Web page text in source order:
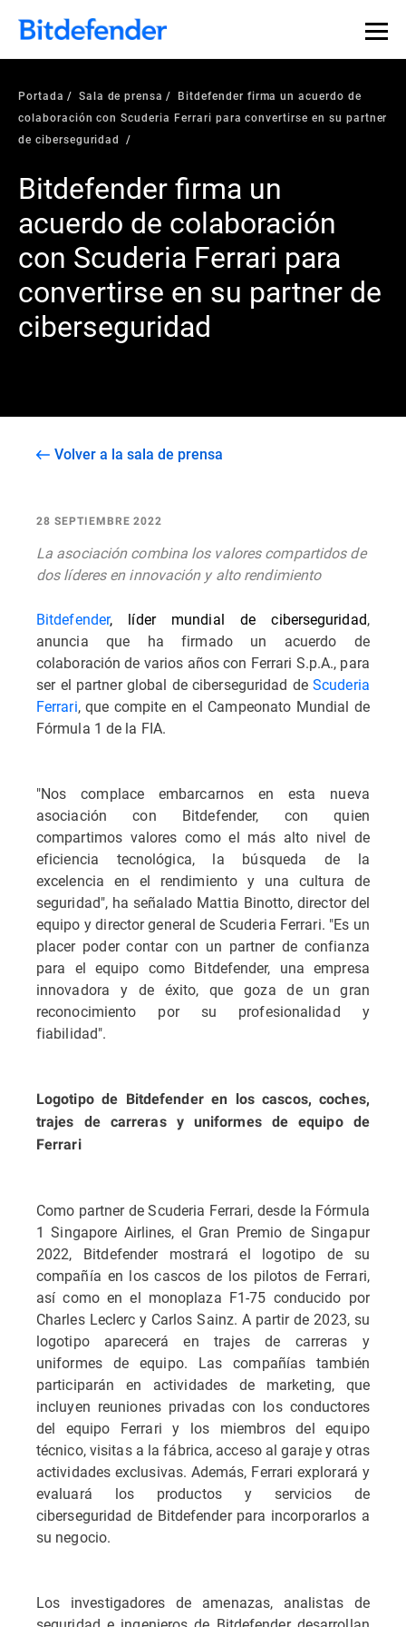
Portada Sala de prensa
Bitdefender firma un acuerdo de
colaboración con Scuderia Ferrari para convertirse en su partner
de ciberseguridad
Bitdefender firma un
acuerdo de colaboración
con Scuderia Ferrari para
convertirse en su partner de
ciberseguridad
Volver a la sala de prensa
28 SEPTIEMBRE 2022
La asociación combina los valores compartidos de
dos líderes en innovación y alto rendimiento
Bitdefender, líder mundial de ciberseguridad,
anuncia que ha firmado un acuerdo de
colaboración de varios años con Ferrari S.p.A., para
ser el partner global de ciberseguridad deScuderia
Ferrari, que compite en el Campeonato Mundial de
Fórmula 1 de la FIA.
"Nos complace embarcarnos en esta nueva
asociación con Bitdefender, con quien
compartimos valores como el más alto nivel de
eficiencia tecnológica, la búsqueda de la
excelencia en el rendimiento y una cultura de
seguridad", ha señalado Mattia Binotto, director del
equipo y director general de Scuderia Ferrari. "Es un
placer poder contar con un partner de confianza
para el equipo como Bitdefender, una empresa
innovadora y de éxito, que goza de un gran
reconocimiento por su profesionalidad y
fiabilidad".
Logotipo de Bitdefender en los cascos, coches,
trajes de carreras y uniformes de equipo de
Ferrari
Como partner de Scuderia Ferrari, desde la Fórmula
1 Singapore Airlines, el Gran Premio de Singapur
2022, Bitdefender mostrará el logotipo de su
compañía en los cascos de los pilotos de Ferrari,
así como en el monoplaza F1-75 conducido por
Charles Leclerc y Carlos Sainz. A partir de 2023, su
logotipo aparecerá en trajes de carreras y
uniformes de equipo. Las compañías también
participarán en actividades de marketing, que
incluyen reuniones privadas con los conductores
del equipo Ferrari y los miembros del equipo
técnico, visitas a la fábrica, acceso al garaje y otras
actividades exclusivas. Además, Ferrari explorará y
evaluará los productos y servicios de
ciberseguridad de Bitdefender para incorporarlos a
su negocio.
Los investigadores de amenazas, analistas de